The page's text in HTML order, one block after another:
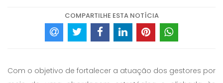
COMPARTILHE ESTA NOTÍCIA
Com o objetivo de fortalecer a atuação dos gestores por